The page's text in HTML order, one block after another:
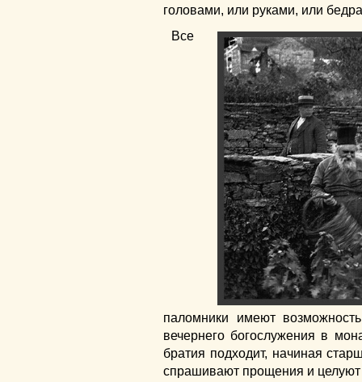
головами, или руками, или
Все
паломники имеют
вечернего богослужения в
братия подходит, начиная
спрашивают прощения и целуют